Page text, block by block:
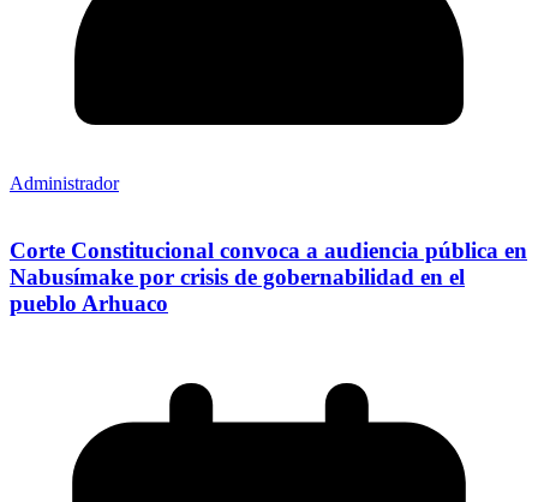
Administrador
Corte Constitucional convoca a audiencia pública en
Nabusímake por crisis de gobernabilidad en el
pueblo Arhuaco